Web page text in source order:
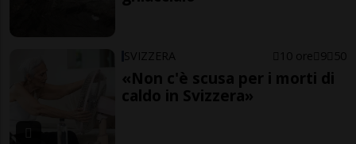
SVIZZERA 10 ore 9 50
«Non c'è scusa per i morti di
caldo in Svizzera»